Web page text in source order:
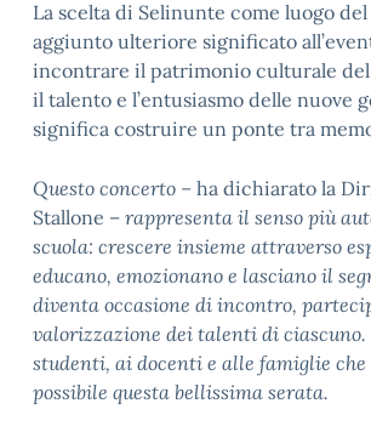
La scelta di Selinunte come luogo
aggiunto ulteriore significato
incontrare il patrimonio culturale
il talento e l’entusiasmo delle nuove
significa costruire un ponte tra
Questo concerto – ha dichiarato la
Stallone – rappresenta il senso più
scuola: crescere insieme attraverso
educano, emozionano e lasciano il
diventa occasione di incontro,
valorizzazione dei talenti di
studenti, ai docenti e alle famiglie che
possibile questa bellissima serata.